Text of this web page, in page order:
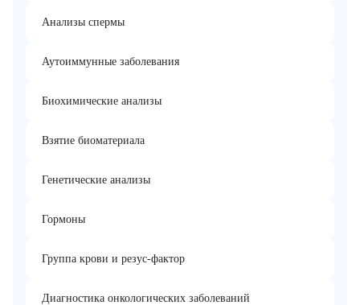
Анализы спермы
Аутоиммунные заболевания
Биохимические анализы
Взятие биоматериала
Генетические анализы
Гормоны
Группа крови и резус-фактор
Диагностика онкологических заболеваний